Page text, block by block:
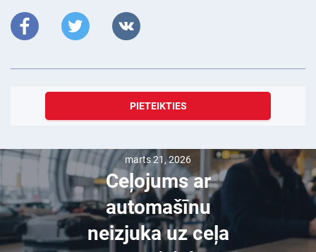
PIETEIKTIES
marts 21, 2026
Ceļojums ar
automašīnu
neizjuka uz ceļa